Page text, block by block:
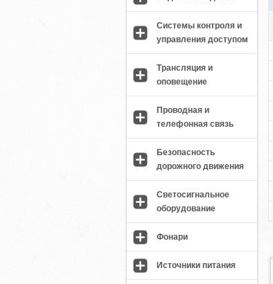
Системы контроля и
управления доступом
Трансляция и
оповещение
Проводная и
телефонная связь
Безопасность
дорожного движения
Светосигнальное
оборудование
Фонари
Источники питания